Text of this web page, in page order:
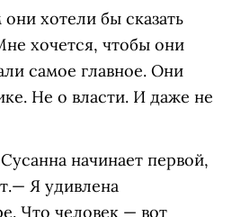
хотели бы сказать
хочется, чтобы они
самое главное. Они
Не о власти. И даже не
начинает первой,
Я удивлена
Что человек — вот